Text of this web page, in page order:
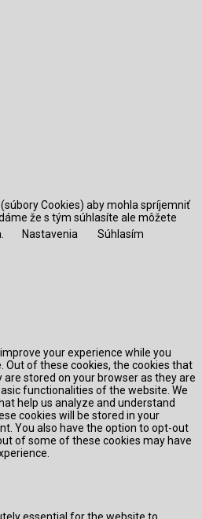
Cookies) aby mohla spríjemniť
že s tým súhlasíte ale môžete
Nastavenia
Súhlasím
your experience while you
Out of these cookies, the cookies that
stored on your browser as they are
functionalities of the website. We
help us analyze and understand
cookies will be stored in your
You also have the option to opt-out
of some of these cookies may have